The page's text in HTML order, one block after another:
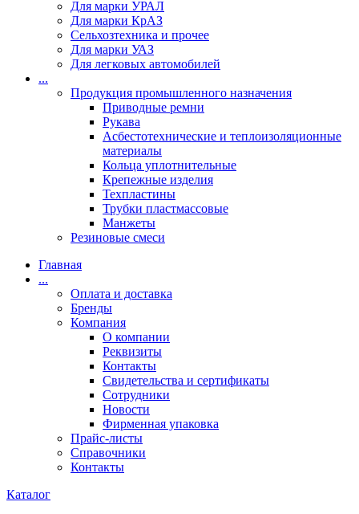
Для марки УРАЛ
Для марки КрАЗ
Сельхозтехника и прочее
Для марки УАЗ
Для легковых автомобилей
...
Продукция промышленного назначения
Приводные ремни
Рукава
Асбестотехнические и теплоизоляционные
материалы
Кольца уплотнительные
Крепежные изделия
Техпластины
Трубки пластмассовые
Манжеты
Резиновые смеси
Главная
...
Оплата и доставка
Бренды
Компания
О компании
Реквизиты
Контакты
Свидетельства и сертификаты
Сотрудники
Новости
Фирменная упаковка
Прайс-листы
Справочники
Контакты
Каталог